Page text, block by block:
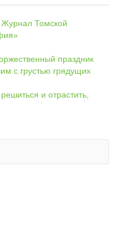
Журнал Томской
праздник
с грустью грядущих
и отрастить,